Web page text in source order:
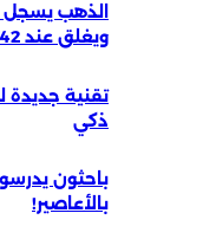
الذهب يسجل
ويغلق عند 4342 دولارا للأونصة
تقنية جديدة
ذكي
باحثون
بالأعاصير!